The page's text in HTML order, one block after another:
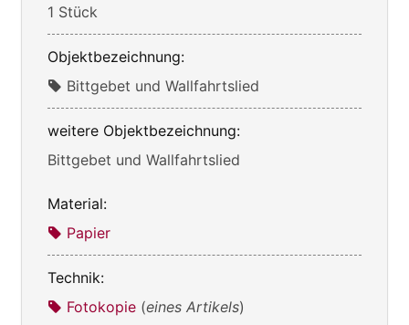
1 Stück
Objektbezeichnung:
Bittgebet und Wallfahrtslied
weitere Objektbezeichnung:
Bittgebet und Wallfahrtslied
Material:
Papier
Technik:
Fotokopie (eines Artikels)